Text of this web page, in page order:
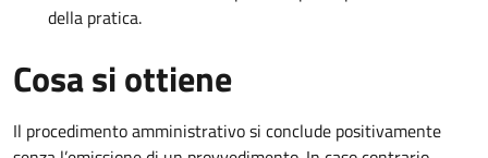
della pratica.
Cosa si ottiene
Il procedimento amministrativo si conclude positivamente